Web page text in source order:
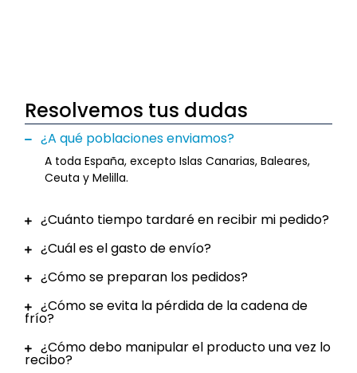
Resolvemos tus dudas
¿A qué poblaciones enviamos?
A toda España, excepto Islas Canarias, Baleares,
Ceuta y Melilla.
¿Cuánto tiempo tardaré en recibir mi pedido?
¿Cuál es el gasto de envío?
¿Cómo se preparan los pedidos?
¿Cómo se evita la pérdida de la cadena de
frío?
¿Cómo debo manipular el producto una vez lo
recibo?